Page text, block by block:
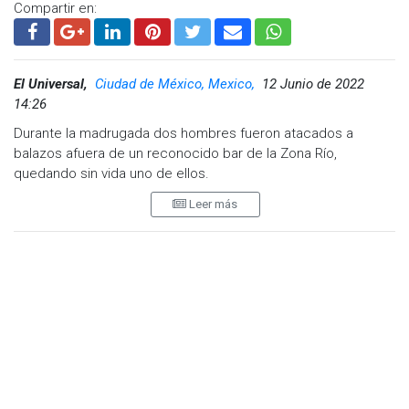
Compartir en:
El Universal, Ciudad de México, Mexico,
12 Junio de 2022
14:26
Durante la madrugada dos hombres fueron atacados a
balazos afuera de un reconocido bar de la Zona Río,
quedando sin vida uno de ellos.
A las 3:50 de la mañana de este domingo se reportó al
Leer más